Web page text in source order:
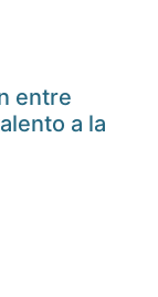
entre
a la